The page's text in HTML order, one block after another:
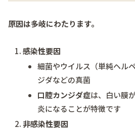
原因は多岐にわたります。
感染性要因
細菌やウイルス（単純ヘル
ジダなどの真菌
口腔カンジダ症は、白い膜
炎になることが特徴です
非感染性要因